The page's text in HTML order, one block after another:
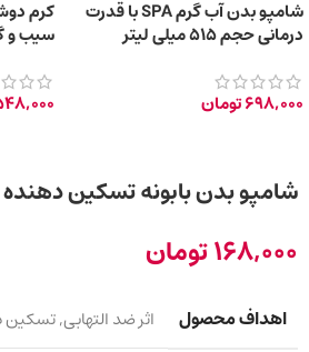
شامپو بدن آب گرم SPA با قدرت
درمانی حجم 515 میلی‌ لیتر
698,000تومان
شامپو بدن بابونه تسکین دهنده و
168,000تومان
اهداف محصول اثر ضد التهابی,تسکین